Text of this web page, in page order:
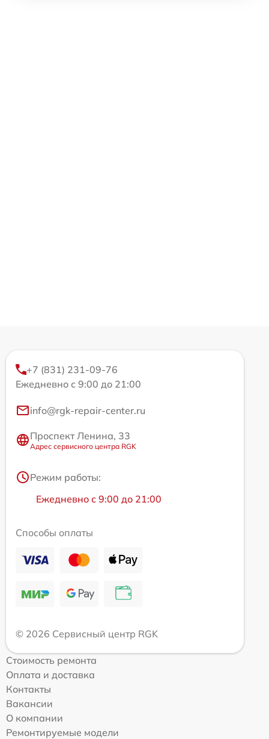
+7 (831) 231-09-76
Ежедневно с 9:00 до 21:00
info@rgk-repair-center.ru
Проспект Ленина, 33
Адрес сервисного центра RGK
Режим работы:
Ежедневно с 9:00 до 21:00
Способы оплаты
© 2026 Сервисный центр RGK
Стоимость ремонта
Оплата и доставка
Контакты
Вакансии
О компании
Ремонтируемые модели